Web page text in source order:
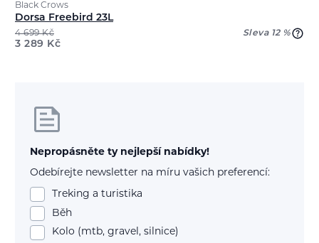
Black Crows
Dorsa Freebird 23L
4 699Kč Sleva 12 %
3 289 Kč
Nepropásněte ty nejlepší nabídky!
Odebírejte newsletter na míru vašich preferencí:
Treking a turistika
Běh
Kolo (mtb, gravel, silnice)